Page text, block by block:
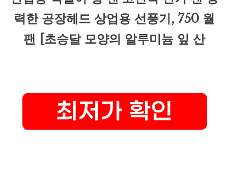
력한 공장헤드 상업용 선풍기, 750 월
팬 [초승달 모양의 알루미늄 잎 산